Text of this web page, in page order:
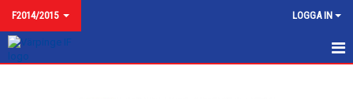
F2014/2015 LOGGA IN